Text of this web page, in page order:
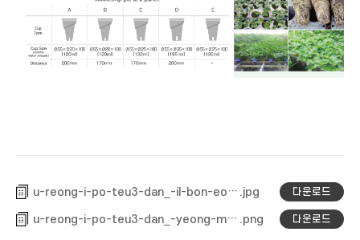
u-reong-i-po-teu3-dan_-il-bon-eo-be1539565108 다운로드
u-reong-i-po-teu3-dan_-yeong-mun-be1539568324 다운로드